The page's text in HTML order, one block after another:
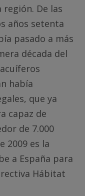
De las
años setenta
pasado a más
década del
había
que ya
capaz de
de 7.000
2009 es la
a España para
Hábitat